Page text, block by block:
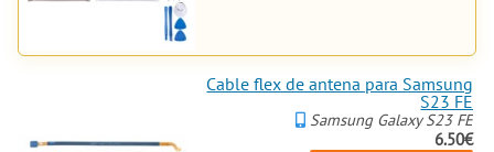
Cable flex de antena para Samsung
S23 FE
Samsung Galaxy S23 FE
6.50€